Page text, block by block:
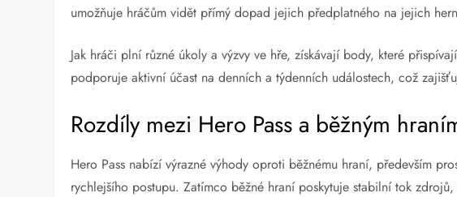
umožňuje hráčům vidět přímý dopad jejich předplatného na jejich
Jak hráči plní různé úkoly a výzvy ve hře, získávají body, které
podporuje aktivní účast na denních a týdenních událostech, což
Rozdíly mezi Hero Pass a běžným
Hero Pass nabízí výrazné výhody oproti běžnému hraní, především
rychlejšího postupu. Zatímco běžné hraní poskytuje stabilní tok